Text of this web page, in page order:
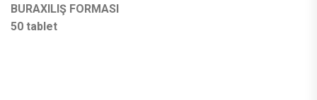
BURAXILIŞ FORMASI
50 tablet